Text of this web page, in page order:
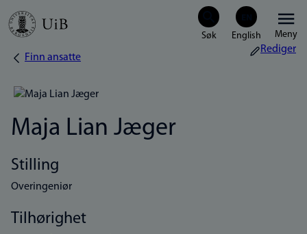
Hopp
Meny
Navigasjonssti
Finn ansatte
Rediger
Maja Lian Jæger
Stilling
Overingeniør
Tilhørighet